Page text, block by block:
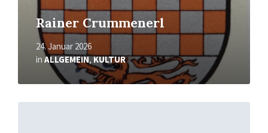
Rainer Crummenerl
24. Januar 2026
in ALLGEMEIN,KULTUR
Mehr